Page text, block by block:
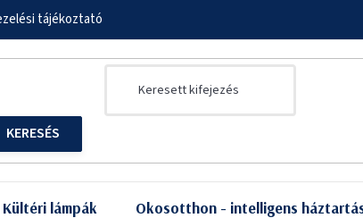
tájékoztató
Kültéri lámpák Okosotthon - intelligens